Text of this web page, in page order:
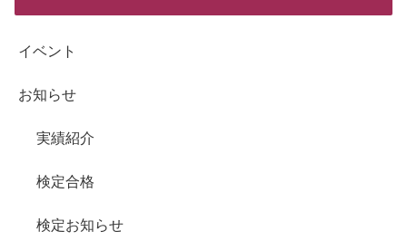
イベント
お知らせ
実績紹介
検定合格
検定お知らせ